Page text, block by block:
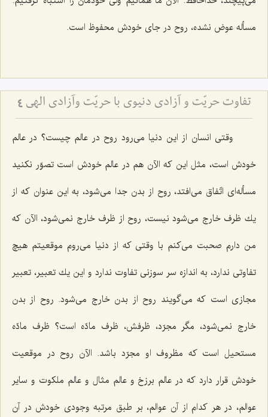
مسأله عوض نشده، روح در جای خودش محفوظ است.
تفاوت حریّت و آزادى دنیوى با حریّت وآزادى الهى‏ 4
وقتی انسان از این دنیا می‌رود روح در عالم چیست؟ در عالم
خودش است، مثل این كه الآن هم در عالم خودش است تصوّر نكنید
مسأله‌ای اتّفاق می‌افتد، روح از بدن جدا می‌شود، به این عنوان كه از
یك ظرف خارج می‌شود نیست، روح از ظرف خارج نمی‌شود، الآن كه
من دارم صحبت می‌كنم با وقتی كه از دنیا می‌روم موقعیتم هیچ
تفاوتی ندارد، به اندازه سر سوزنی تفاوت ندارد و این یك تعبیر، تعبیر
مجازی است كه می‌گویند روح از بدن خارج می‌شود. روح از بدن
خارج نمی‌شود، مگر مجرّد، ظرفش، ظرف مادّه است؟ ظرف مادّه
مستحیل است كه مظروف او مجرّد باشد. الآن روح در موقعیت
خودش قرار دارد كه در عالم برزخ و عالم مثال و عالم ملكوت و سایر
عوالم، در هر كدام از آن عوالم، بر طبق مرتبه وجودی خودش در آن